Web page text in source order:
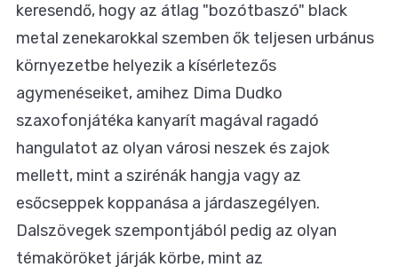
keresendő, hogy az átlag "bozótbaszó" black
metal zenekarokkal szemben ők teljesen urbánus
környezetbe helyezik a kísérletezős
agymenéseiket, amihez Dima Dudko
szaxofonjátéka kanyarít magával ragadó
hangulatot az olyan városi neszek és zajok
mellett, mint a szirénák hangja vagy az
esőcseppek koppanása a járdaszegélyen.
Dalszövegek szempontjából pedig az olyan
témaköröket járják körbe, mint az